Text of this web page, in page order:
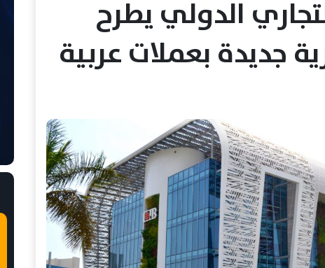
الدولي يطرح
جديدة بعملات عربية